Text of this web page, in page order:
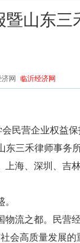
山东三
济网 临沂经济网
民营企业权益
三禾律师事务
海、深圳、吉
流之都。民营
会高质量发展的